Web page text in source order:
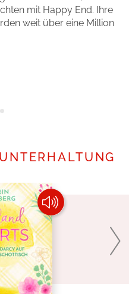
mit Happy End. Ihre
weit über eine Million